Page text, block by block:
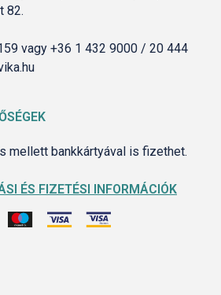
82.
vagy +36 1 432 9000 / 20 444
mellett bankkártyával is fizethet.
ÉS FIZETÉSI INFORMÁCIÓK